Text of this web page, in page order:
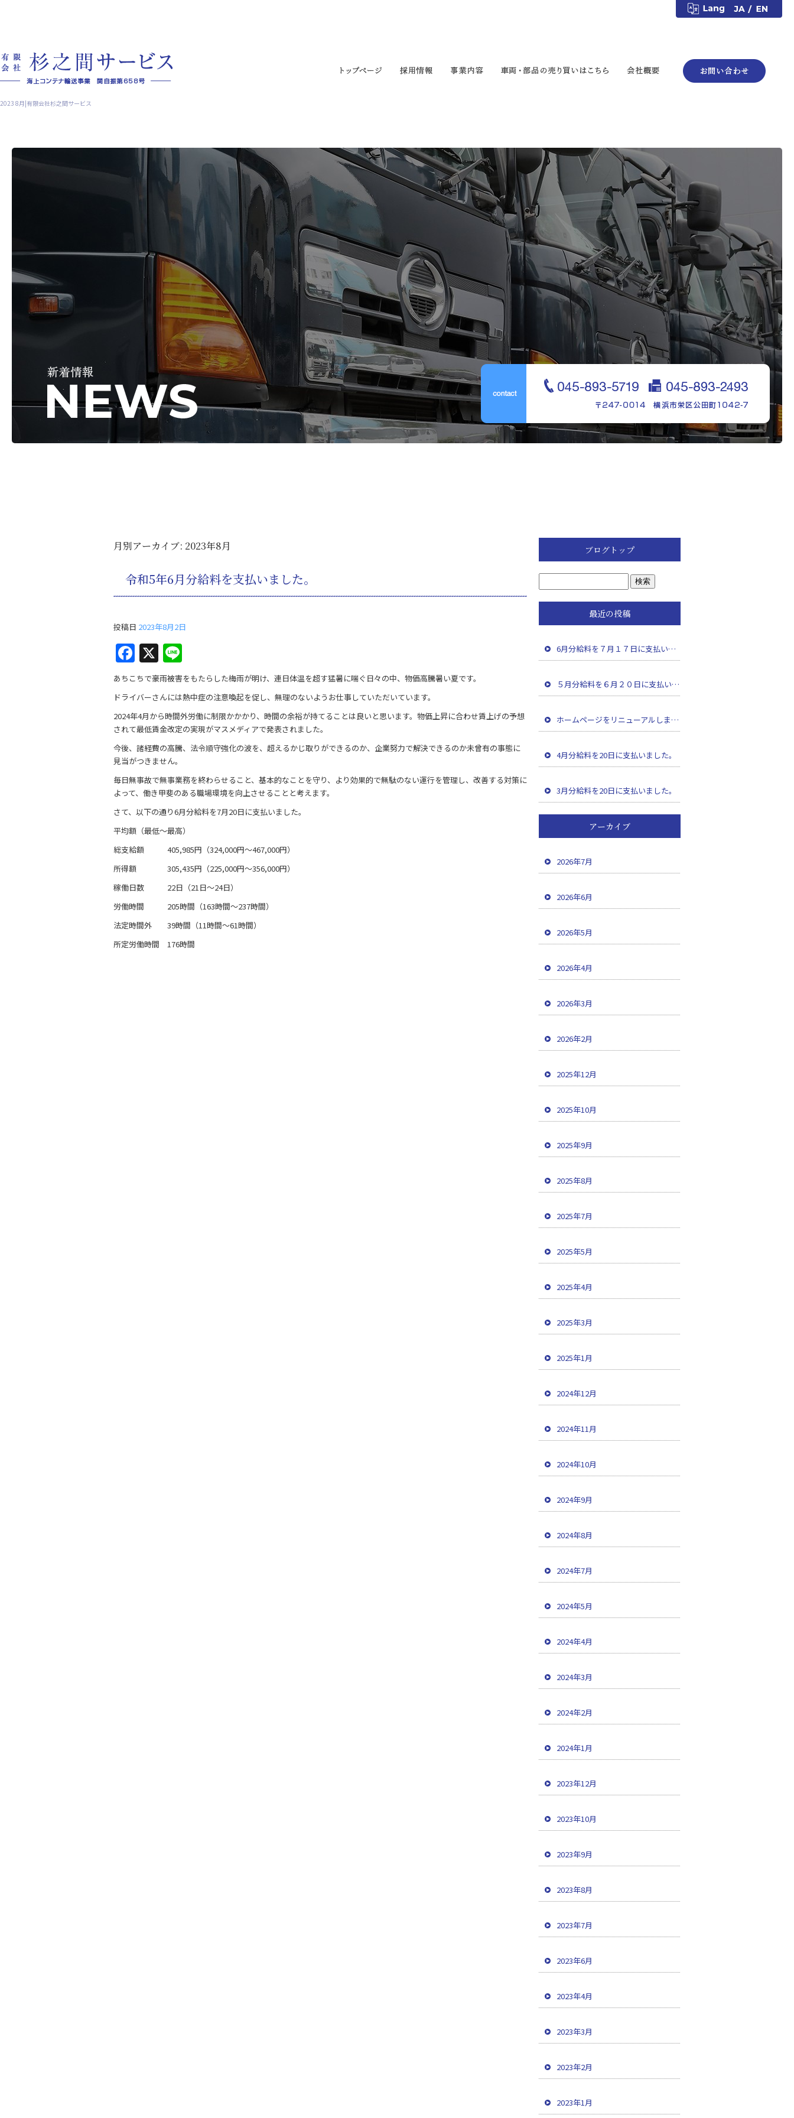
2023 8月|有限会社杉之間サービス
月別アーカイブ: 2023年8月
令和5年6月分給料を支払いました。
投稿日 2023年8月2日
F
a
c
e
b
o
o
k
X
n
e
あちこちで豪雨被害をもたらした梅雨が明け、連日体温を超す猛暑に喘ぐ日々の中、物価高騰暑い夏です。
ドライバーさんには熱中症の注意喚起を促し、無理のないようお仕事していただいています。
2024年4月から時間外労働に制限かかかり、時間の余裕が持てることは良いと思います。物価上昇に合わせ賃上げの予想
されて最低賃金改定の実現がマスメディアで発表されました。
今後、諸経費の高騰、法令順守強化の波を、超えるかじ取りができるのか、企業努力で解決できるのか未曾有の事態に
見当がつきません。
毎日無事故で無事業務を終わらせること、基本的なことを守り、より効果的で無駄のない運行を管理し、改善する対策に
よって、働き甲斐のある職場環境を向上させることと考えます。
さて、以下の通り6月分給料を7月20日に支払いました。
平均額（最低～最高）
総支給額 405,985円（324,000円～467,000円）
所得額 305,435円（225,000円～356,000円）
稼働日数 22日（21日～24日）
労働時間 205時間（163時間～237時間）
法定時間外 39時間（11時間～61時間）
所定労働時間 176時間
ブログトップ
最近の投稿
6月分給料を７月１７日に支払いました。
５月分給料を６月２０日に支払いました。
ホームページをリニューアルしました。
4月分給料を20日に支払いました。
3月分給料を20日に支払いました。
アーカイブ
2026年7月
2026年6月
2026年5月
2026年4月
2026年3月
2026年2月
2025年12月
2025年10月
2025年9月
2025年8月
2025年7月
2025年5月
2025年4月
2025年3月
2025年1月
2024年12月
2024年11月
2024年10月
2024年9月
2024年8月
2024年7月
2024年5月
2024年4月
2024年3月
2024年2月
2024年1月
2023年12月
2023年10月
2023年9月
2023年8月
2023年7月
2023年6月
2023年4月
2023年3月
2023年2月
2023年1月